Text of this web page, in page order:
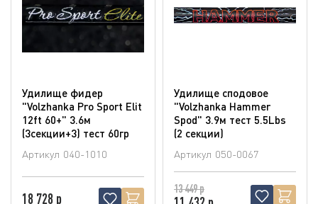
Удилище фидер
"Volzhanka Pro Sport Elit
12ft 60+" 3.6м
(3секции+3) тест 60гр
Артикул 040-1010
18 728 р
Удилище сподовое
"Volzhanka Hammer
Spod" 3.9м тест 5.5Lbs
(2 секции)
Артикул 050-0067
13 449 р